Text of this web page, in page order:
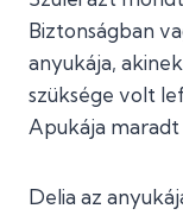
Biztonságban
anyukája,
szüksége volt
Apukája maradt
Delia az